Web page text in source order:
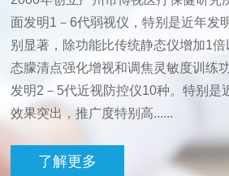
面发明1－6代弱视仪，特别是近年发
别显著，除功能比传统静态仪增加1
态朦清点强化增视和调焦灵敏度训练
发明2－5代近视防控仪10种。特别是
效果突出，推广度特别高......
了解更多